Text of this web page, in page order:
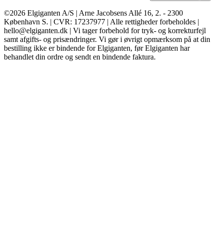
©2026 Elgiganten A/S | Arne Jacobsens Allé 16, 2. - 2300
København S. | CVR: 17237977 | Alle rettigheder forbeholdes |
hello@elgiganten.dk | Vi tager forbehold for tryk- og korrekturfejl
samt afgifts- og prisændringer. Vi gør i øvrigt opmærksom på at din
bestilling ikke er bindende for Elgiganten, før Elgiganten har
behandlet din ordre og sendt en bindende faktura.